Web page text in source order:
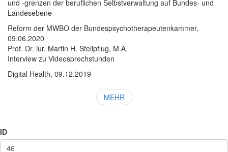
und -grenzen der beruflichen Selbstverwaltung auf Bundes- und
Landesebene
Reform der MWBO der Bundespsychotherapeutenkammer,
09.06.2020
Prof. Dr. iur. Martin H. Stellpflug, M.A.
Interview zu Videosprechstunden
Digital Health, 09.12.2019
MEHR
ID